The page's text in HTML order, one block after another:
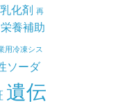
乳化剤 再
栄養補助
用冷凍シス
ソーダ
遺伝